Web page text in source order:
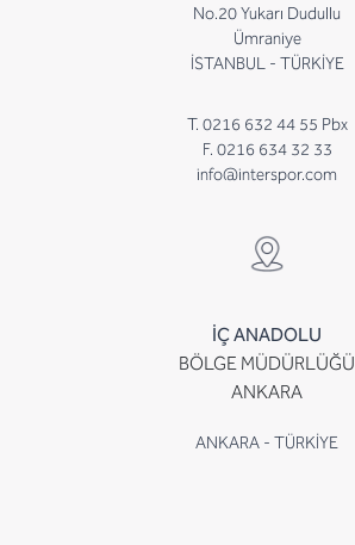
No.20 Yukarı Dudullu
Ümraniye
İSTANBUL - TÜRKİYE
T. 0216 632 44 55 Pbx
F. 0216 634 32 33
info@interspor.com
İÇ ANADOLU
BÖLGE MÜDÜRLÜĞÜ
ANKARA
ANKARA - TÜRKİYE